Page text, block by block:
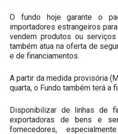
O fundo hoje garante o
importadores estrangeiros
vendem produtos ou
também atua na oferta de
e de financiamentos.
A partir da medida provisória
quarta, o Fundo também terá a
Disponibilizar de linhas de
exportadoras de bens e
fornecedores,